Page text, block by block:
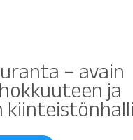
– avain
ja